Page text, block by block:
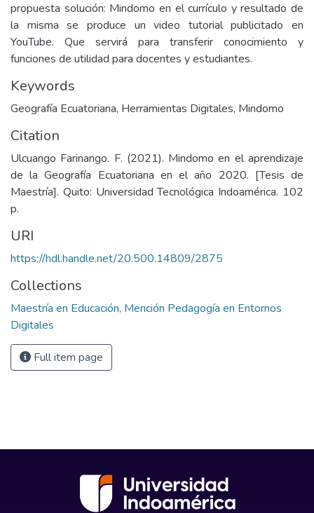
propuesta solución: Mindomo en el currículo y resultado de
la misma se produce un video tutorial publicitado en
YouTube. Que servirá para transferir conocimiento y
funciones de utilidad para docentes y estudiantes.
Keywords
Geografía Ecuatoriana, Herramientas Digitales, Mindomo
Citation
Ulcuango Farinango. F. (2021). Mindomo en el aprendizaje
de la Geografía Ecuatoriana en el año 2020. [Tesis de
Maestría]. Quito: Universidad Tecnológica Indoamérica. 102
p.
URI
https://hdl.handle.net/20.500.14809/2875
Collections
Maestría en Educación, Mención Pedagogía en Entornos
Digitales
Full item page